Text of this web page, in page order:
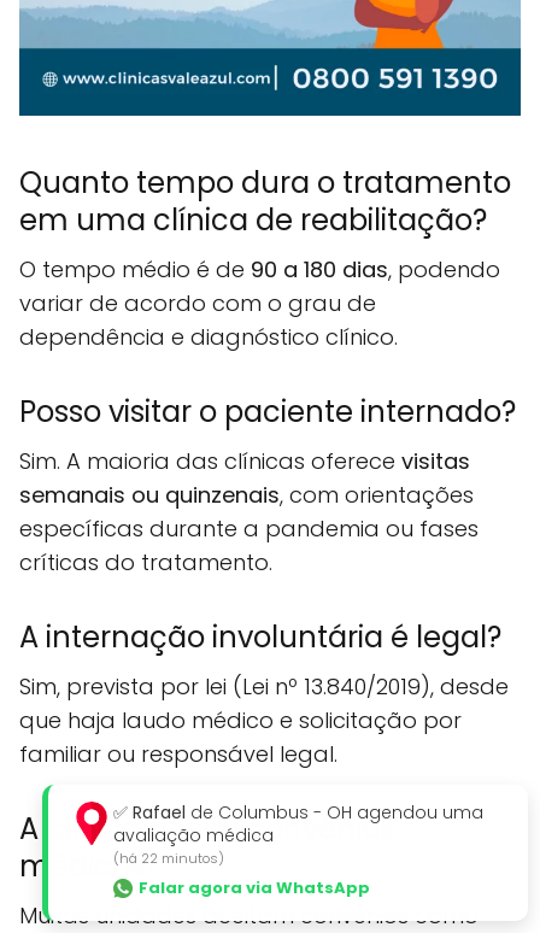
Quanto tempo dura o tratamento
em uma clínica de reabilitação?
O tempo médio é de 90 a 180 dias, podendo
variar de acordo com o grau de
dependência e diagnóstico clínico.
Posso visitar o paciente internado?
Sim. A maioria das clínicas oferece visitas
semanais ou quinzenais, com orientações
específicas durante a pandemia ou fases
críticas do tratamento.
A internação involuntária é legal?
Sim, prevista por lei (Lei nº 13.840/2019), desde
que haja laudo médico e solicitação por
familiar ou responsável legal.
A clínica aceita convênios
médicos?
Muitas unidades aceitam convênios como
✅ Rafael de Columbus - OH agendou uma
avaliação médica
(há 22 minutos)
Falar agora via WhatsApp